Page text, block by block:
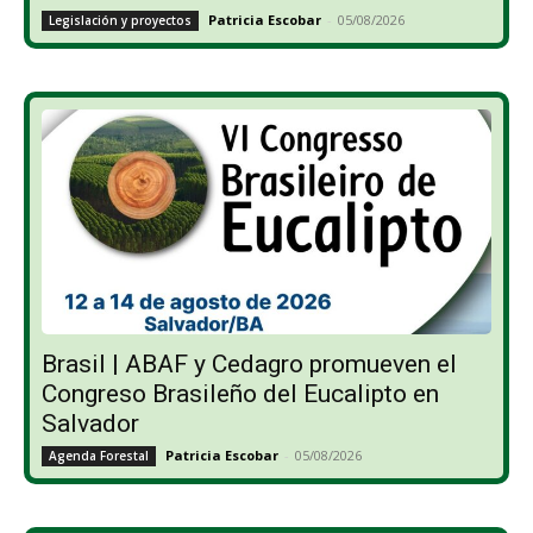
Legislación y proyectos Patricia Escobar - 05/08/2026
Brasil | ABAF y Cedagro promueven el
Congreso Brasileño del Eucalipto en
Salvador
Agenda Forestal Patricia Escobar - 05/08/2026